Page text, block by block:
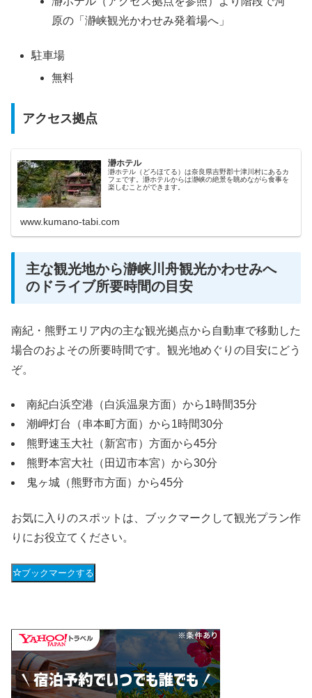
原の「瀞峡観光かわせみ発着場へ」
駐車場
無料
アクセス拠点
瀞ホテル
瀞ホテル（どろほてる）は奈良県吉野郡十津川村にあるカ
フェです。瀞ホテルからは瀞峡の絶景を眺めながら食事を
楽しむことができます。
www.kumano-tabi.com
主な観光地から瀞峡川舟観光かわせみへ
のドライブ所要時間の目安
南紀・熊野エリア内の主な観光拠点から自動車で移動した
場合のおよその所要時間です。観光地めぐりの目安にどう
ぞ。
南紀白浜空港（白浜温泉方面）から1時間35分
潮岬灯台（串本町方面）から1時間30分
熊野速玉大社（新宮市）方面から45分
熊野本宮大社（田辺市本宮）から30分
鬼ヶ城（熊野市方面）から45分
お気に入りのスポットは、ブックマークして観光プラン作
りにお役立てください。
ブックマークする